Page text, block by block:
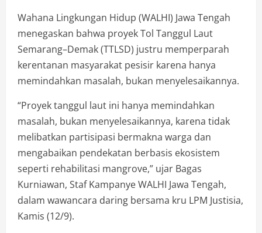
Wahana Lingkungan Hidup (WALHI) Jawa Tengah
menegaskan bahwa proyek Tol Tanggul Laut
Semarang–Demak (TTLSD) justru memperparah
kerentanan masyarakat pesisir karena hanya
memindahkan masalah, bukan menyelesaikannya.
“Proyek tanggul laut ini hanya memindahkan
masalah, bukan menyelesaikannya, karena tidak
melibatkan partisipasi bermakna warga dan
mengabaikan pendekatan berbasis ekosistem
seperti rehabilitasi mangrove,” ujar Bagas
Kurniawan, Staf Kampanye WALHI Jawa Tengah,
dalam wawancara daring bersama kru LPM Justisia,
Kamis (12/9).